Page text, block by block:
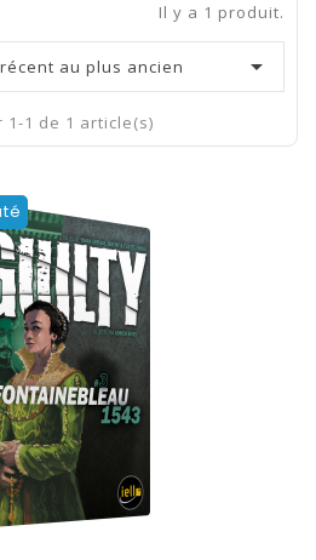
Il y a 1 produit.
au plus ancien 
1-1 de 1 article(s)